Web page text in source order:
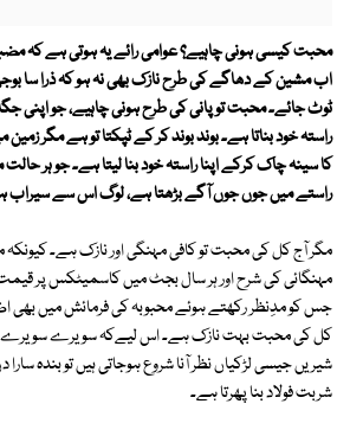
محبت کیسی ہونی چاہیے؟ عوامی رائے یہ ہوتی ہے کہ
اب مشین کے دھاگے کی طرح نازک بھی نہ ہو کہ ذرا سا
ٹوٹ جائے۔ محبت تو پانی کی طرح ہونی چاہیے، جو اپنی
راستہ خود بناتا ہے۔ بوند بوند کر کے ٹپکتا تو ہے مگر
کا سینہ چاک کرکے اپنا راستہ خود بنا لیتا ہے۔ جو ہر
راستے میں جوں جوں آگے بڑھتا ہے، لوگ اس سے سیراب
مگر آج کل کی محبت تو کافی مہنگی اور نازک ہے۔
مہنگائی کی شرح اور ہر سال بجٹ میں کاسمیٹکس پر
جس کو مدِنظر رکھتے ہوئے محبوبہ کی فرمائش میں بھی
کل کی محبت بہت نازک ہے۔ اس لیےکہ سویرے سویرے
شیریں جیسی لڑکیاں نظر آنا شروع ہوجاتی ہیں تو بندہ
شربت فولاد بنا پھرتا ہے۔